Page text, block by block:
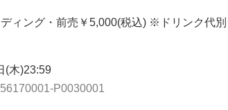
ィング・前売￥5,000(税込) ※ドリンク代別
(木)23:59
P0030001